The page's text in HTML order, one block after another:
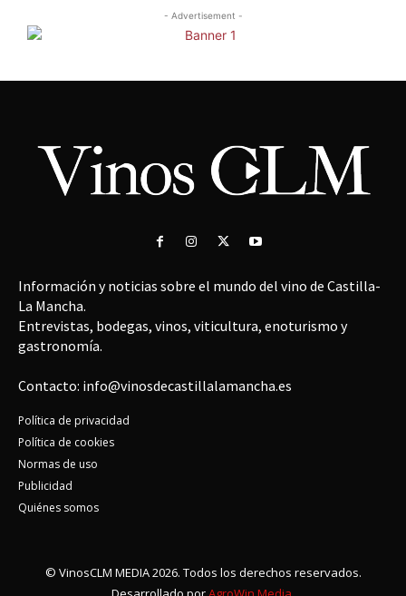
- Advertisement -
Información y noticias sobre el mundo del vino de Castilla-
La Mancha.
Entrevistas, bodegas, vinos, viticultura, enoturismo y
gastronomía.
Contacto: info@vinosdecastillalamancha.es
Política de privacidad
Política de cookies
Normas de uso
Publicidad
Quiénes somos
© VinosCLM MEDIA 2026. Todos los derechos reservados.